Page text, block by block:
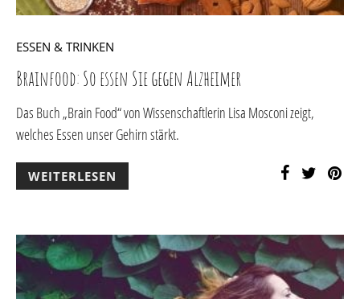
ESSEN & TRINKEN
Brainfood: So essen Sie gegen Alzheimer
Das Buch „Brain Food“ von Wissenschaftlerin Lisa Mosconi zeigt,
welches Essen unser Gehirn stärkt.
WEITERLESEN